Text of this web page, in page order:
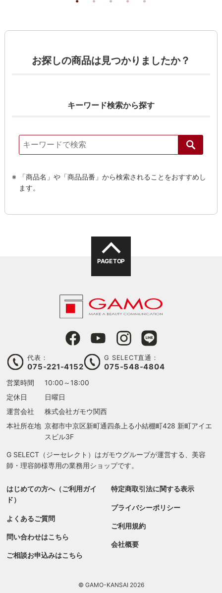
お探しの商品は見つかりましたか？
キーワード検索から探す
「商品名」や「商品品番」から検索されることをおすすめし
ます。
PAGE TOP
代表：
075-221-4152
G SELECT直通：
075-548-4804
営業時間
10:00～18:00
定休日
日曜日
運営会社
株式会社ガモウ関西
本社所在地 京都市中京区新町通四条上る小結棚町428 新町アイエ
スビル3F
G SELECT（ジーセレクト）はガモウグループが運営する、美容
師・理容師様専用の業務用ショップです。
はじめての方へ（ご利用ガイ
ド）
よくあるご質問
問い合わせはこちら
ご相談お申込みはこちら
特定商取引法に関する表示
プライバシーポリシー
ご利用規約
会社概要
© GAMO-KANSAI 2026